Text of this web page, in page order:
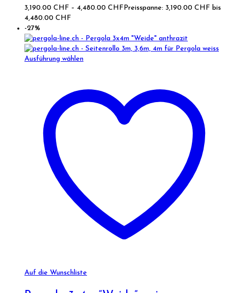
3,190.00 CHF – 4,480.00 CHF Preisspanne: 3,190.00 CHF bis
4,480.00 CHF
-27%
Ausführung wählen
Auf die Wunschliste